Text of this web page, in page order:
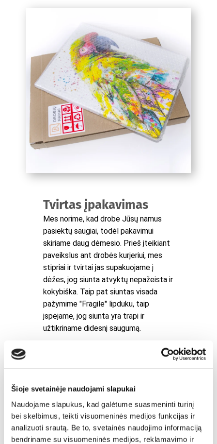
Šioje svetainėje naudojami slapukai
Naudojame slapukus, kad galėtume suasmeninti turinį
bei skelbimus, teikti visuomeninės medijos funkcijas ir
analizuoti srautą. Be to, svetainės naudojimo informaciją
bendriname su visuomeninės medijos, reklamavimo ir
Tvirtas įpakavimas
Mes norime, kad drobė Jūsų namus
pasiektų saugiai, todėl pakavimui
skiriame daug dėmesio. Prieš įteikiant
paveikslus ant drobės kurjeriui, mes
stipriai ir tvirtai jas supakuojame į
dėžes, jog siunta atvyktų nepažeista ir
kokybiška. Taip pat siuntas visada
pažymime "Fragile" lipduku, taip
įspėjame, jog siunta yra trapi ir
užtikriname didesnį saugumą.